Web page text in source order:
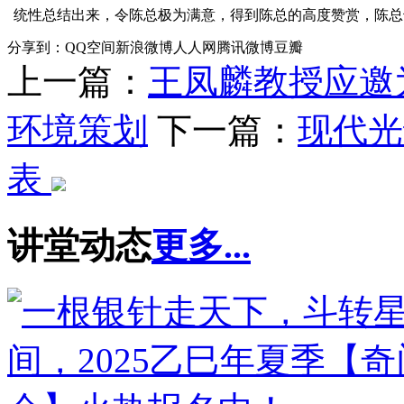
统性总结出来，令陈总极为满意，得到陈总的高度赞赏，陈
分享到： QQ空间新浪微博人人网 腾讯微博豆瓣
上一篇： 王凤麟教授应
环境策划 下一篇： 现代
表
讲堂动态更多...